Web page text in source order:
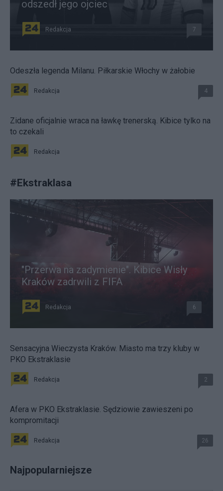
odszedł jego ojciec
Redakcja 7
Odeszła legenda Milanu. Piłkarskie Włochy w żałobie
Redakcja 4
Zidane oficjalnie wraca na ławkę trenerską. Kibice tylko na
to czekali
Redakcja
#Ekstraklasa
"Przerwa na zadymienie". Kibice Wisły
Kraków zadrwili z FIFA
Redakcja 6
Sensacyjna Wieczysta Kraków. Miasto ma trzy kluby w
PKO Ekstraklasie
Redakcja 2
Afera w PKO Ekstraklasie. Sędziowie zawieszeni po
kompromitacji
Redakcja 26
Najpopularniejsze